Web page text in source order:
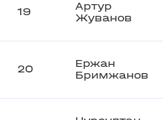
19
Артур
Жуванов
20
Ержан
Бримжанов